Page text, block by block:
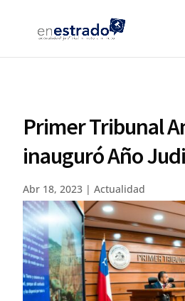
Primer Tribunal
inauguró Año
Abr 18, 2023 |Actualidad